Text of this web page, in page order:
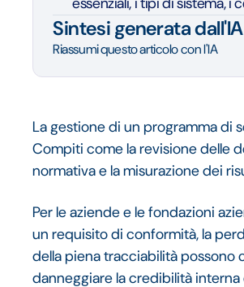
Sintesi generata dall'IA
Riassumi questo articolo con l'IA
La gestione di un programma di
Compiti come la revisione delle
normativa e la misurazione dei
Per le aziende e le fondazioni
un requisito di conformità, la
della piena tracciabilità
danneggiare la credibilità interna